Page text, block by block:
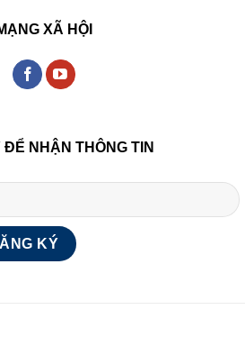
XÃ HỘI
NHẬN THÔNG TIN